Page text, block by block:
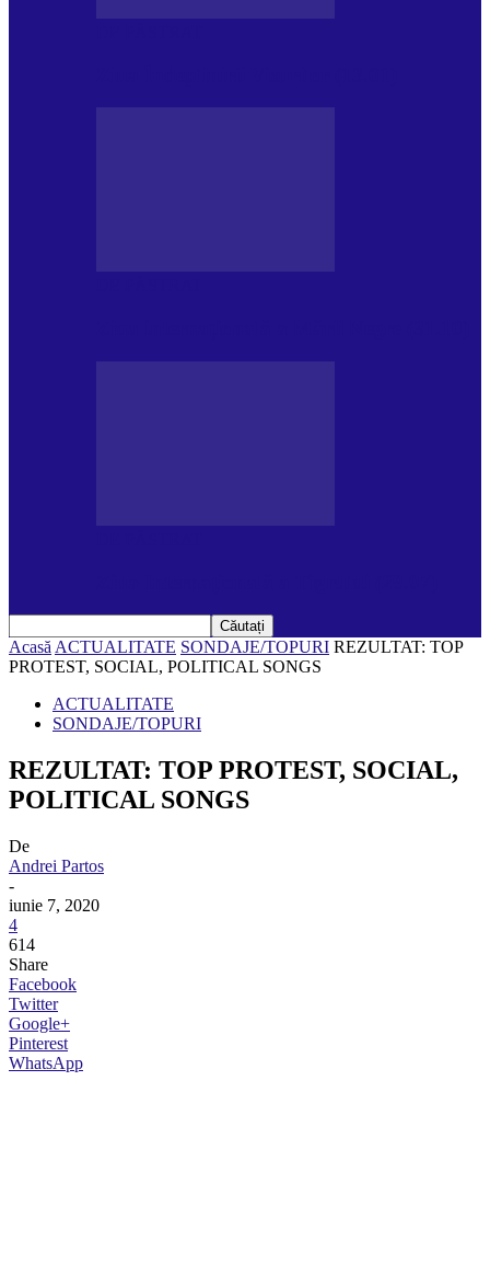
Acasă ACTUALITATE SONDAJE/TOPURI REZULTAT: TOP
PROTEST, SOCIAL, POLITICAL SONGS
ACTUALITATE
SONDAJE/TOPURI
REZULTAT: TOP PROTEST, SOCIAL,
POLITICAL SONGS
De
Andrei Partos
-
iunie 7, 2020
4
614
Share
Facebook
Twitter
Google+
Pinterest
WhatsApp